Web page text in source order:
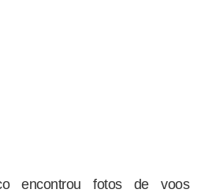
encontrou fotos de voos